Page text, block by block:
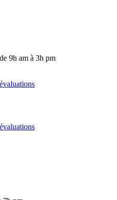
9h am à 3h pm